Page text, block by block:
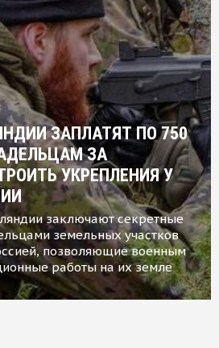
ЗАПЛАТЯТ ПО 750
ЗА
УКРЕПЛЕНИЯ У
заключают секретные
земельных участков
позволяющие военным
работы на их земле